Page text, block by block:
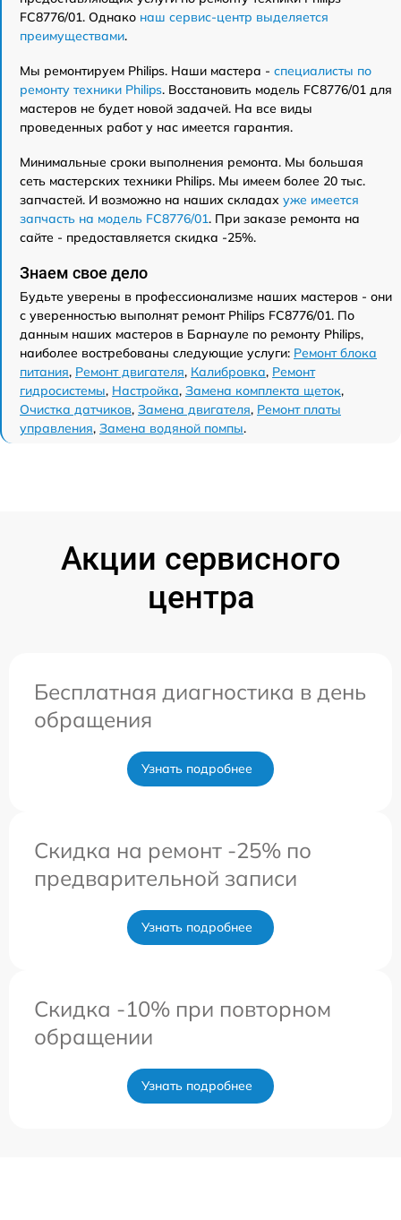
FC8776/01. Однако наш сервис-центр выделяется
преимуществами.
Мы ремонтируем Philips. Наши мастера - специалисты по
ремонту техники Philips. Восстановить модель FC8776/01 для
мастеров не будет новой задачей. На все виды
проведенных работ у нас имеется гарантия.
Минимальные сроки выполнения ремонта. Мы большая
сеть мастерских техники Philips. Мы имеем более 20 тыс.
запчастей. И возможно на наших складах уже имеется
запчасть на модель FC8776/01. При заказе ремонта на
сайте - предоставляется скидка -25%.
Знаем свое дело
Будьте уверены в профессионализме наших мастеров - они
с уверенностью выполнят ремонт Philips FC8776/01. По
данным наших мастеров в Барнауле по ремонту Philips,
наиболее востребованы следующие услуги: Ремонт блока
питания, Ремонт двигателя, Калибровка, Ремонт
гидросистемы, Настройка, Замена комплекта щеток,
Очистка датчиков, Замена двигателя, Ремонт платы
управления, Замена водяной помпы.
Акции сервисного
центра
Бесплатная диагностика в день
обращения
Узнать подробнее
Скидка на ремонт -25% по
предварительной записи
Узнать подробнее
Скидка -10% при повторном
обращении
Узнать подробнее